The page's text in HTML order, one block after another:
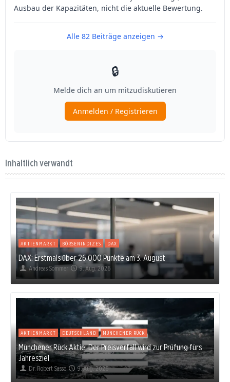
Inhaltlich verwandt
AKTIENMARKT BÖRSENINDIZES DAX
DAX: Erstmals über 26.000 Punkte am 3. August
Andreas Sommer 9. Aug. 2026
AKTIENMARKT DEUTSCHLAND MÜNCHENER RÜCK
Münchener Rück Aktie: Der Preisverfall wird zur Prüfung fürs
Jahresziel
Dr. Robert Sasse 9. Aug. 2026